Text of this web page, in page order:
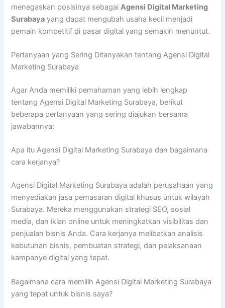
menegaskan posisinya sebagaiAgensi Digital Marketing
Surabaya yang dapat mengubah usaha kecil menjadi
pemain kompetitif di pasar digital yang semakin menuntut.
Pertanyaan yang Sering Ditanyakan tentang Agensi Digital
Marketing Surabaya
Agar Anda memiliki pemahaman yang lebih lengkap
tentang Agensi Digital Marketing Surabaya, berikut
beberapa pertanyaan yang sering diajukan bersama
jawabannya:
Apa itu Agensi Digital Marketing Surabaya dan bagaimana
cara kerjanya?
Agensi Digital Marketing Surabaya adalah perusahaan yang
menyediakan jasa pemasaran digital khusus untuk wilayah
Surabaya. Mereka menggunakan strategi SEO, sosial
media, dan iklan online untuk meningkatkan visibilitas dan
penjualan bisnis Anda. Cara kerjanya melibatkan analisis
kebutuhan bisnis, pembuatan strategi, dan pelaksanaan
kampanye digital yang tepat.
Bagaimana cara memilih Agensi Digital Marketing Surabaya
yang tepat untuk bisnis saya?